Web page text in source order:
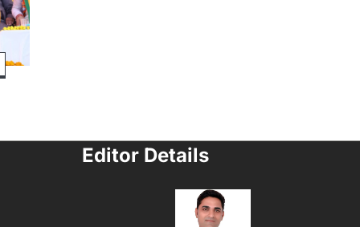
Editor Details